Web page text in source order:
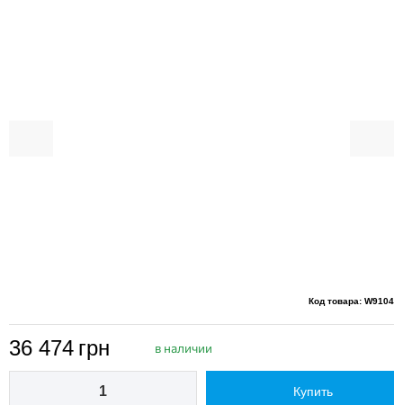
Код товара: W9104
36 474 грн в наличии
Купить